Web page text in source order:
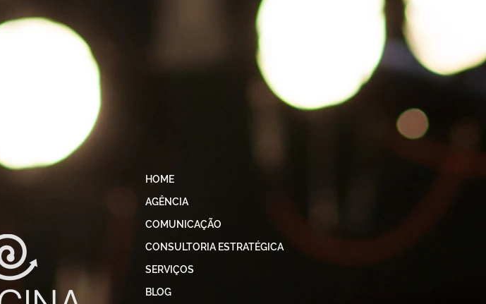
HOME
AGÊNCIA
COMUNICAÇÃO
CONSULTORIA ESTRATÉGICA
SERVIÇOS
BLOG